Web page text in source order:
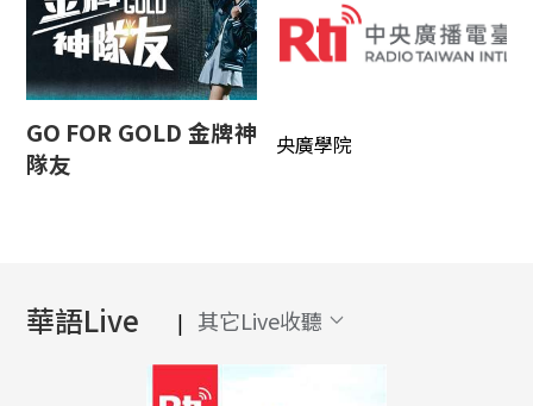
GO FOR GOLD 金牌神
隊友
央廣學院
華語Live | 其它Live收聽